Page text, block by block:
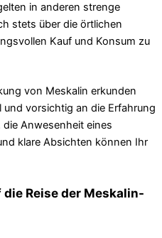
in anderen strenge
stets über die örtlichen
Kauf und Konsum zu
von Meskalin erkunden
vorsichtig an die Erfahrung
Anwesenheit eines
klare Absichten können Ihr
Reise der Meskalin-